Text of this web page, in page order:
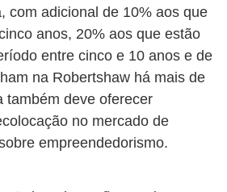
com adicional de 10% aos que
anos, 20% aos que estão
entre cinco e 10 anos e de
na Robertshaw há mais de
também deve oferecer
no mercado de
empreendedorismo.